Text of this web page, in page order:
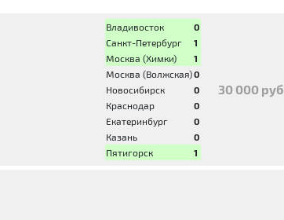
Владивосток
0
Санкт-Петербург
1
Москва (Химки)
1
Москва (Волжская)0
Новосибирск
0
Краснодар
0
Екатеринбург
0
Казань
0
Пятигорск
1
30 000 руб